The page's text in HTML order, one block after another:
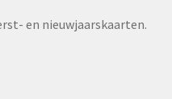
en nieuwjaarskaarten.